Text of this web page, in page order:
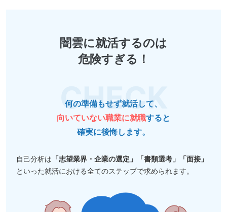
闇雲に就活するのは
危険すぎる！
何の準備もせず就活して、
向いていない職業に就職すると
確実に後悔します。
自己分析は 「志望業界・企業の選定」「書類選考」「面接」
といった就活における全てのステップで求められます。